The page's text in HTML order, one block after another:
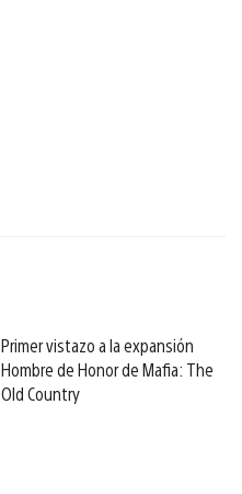
Primer vistazo a la expansión
Hombre de Honor de Mafia: The
Old Country